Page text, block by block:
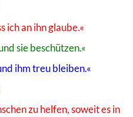
ich an ihn glaube.«
sie beschützen.«
ihm treu bleiben.«
zu helfen, soweit es in